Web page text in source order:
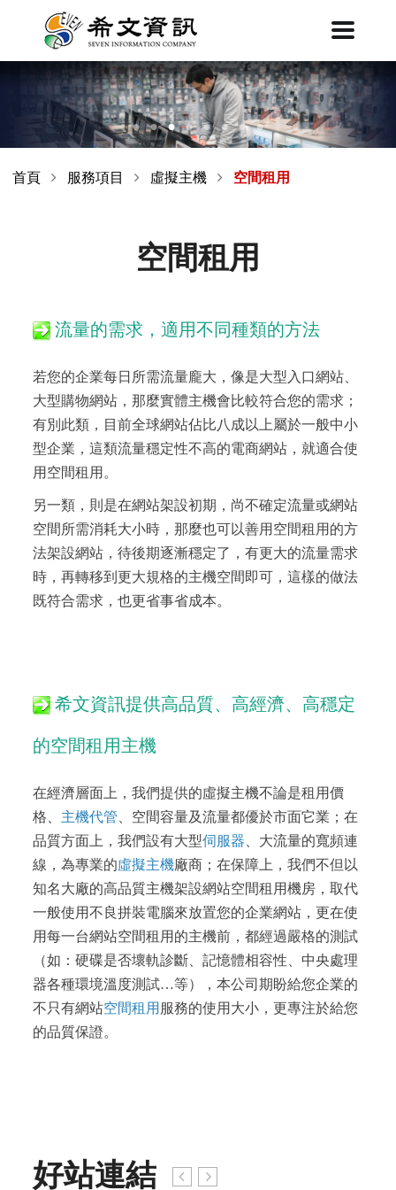
首頁 服務項目 虛擬主機 空間租用
空間租用
流量的需求，適用不同種類的方法
若您的企業每日所需流量龐大，像是大型入口網站、
大型購物網站，那麼實體主機會比較符合您的需求；
有別此類，目前全球網站佔比八成以上屬於一般中小
型企業，這類流量穩定性不高的電商網站，就適合使
用空間租用。
另一類，則是在網站架設初期，尚不確定流量或網站
空間所需消耗大小時，那麼也可以善用空間租用的方
法架設網站，待後期逐漸穩定了，有更大的流量需求
時，再轉移到更大規格的主機空間即可，這樣的做法
既符合需求，也更省事省成本。
希文資訊提供高品質、高經濟、高穩定
的空間租用主機
在經濟層面上，我們提供的虛擬主機不論是租用價
格、 主機代管 、空間容量及流量都優於市面它業；在
品質方面上，我們設有大型伺服器 、大流量的寬頻連
線，為專業的虛擬主機廠商；在保障上，我們不但以
知名大廠的高品質主機架設網站空間租用機房，取代
一般使用不良拼裝電腦來放置您的企業網站，更在使
用每一台網站空間租用的主機前，都經過嚴格的測試
（如：硬碟是否壞軌診斷、記憶體相容性、中央處理
器各種環境溫度測試…等），本公司期盼給您企業的
不只有網站空間租用 服務的使用大小，更專注於給您
的品質保證。
好站連結